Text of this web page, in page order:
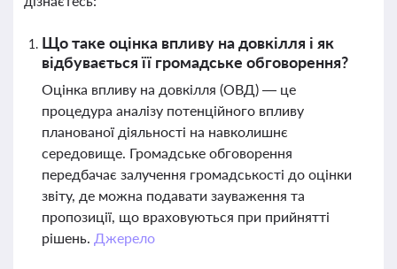
Що таке оцінка впливу на довкілля і як
відбувається її громадське обговорення?
Оцінка впливу на довкілля (ОВД) — це
процедура аналізу потенційного впливу
планованої діяльності на навколишнє
середовище. Громадське обговорення
передбачає залучення громадськості до оцінки
звіту, де можна подавати зауваження та
пропозиції, що враховуються при прийнятті
рішень. Джерело